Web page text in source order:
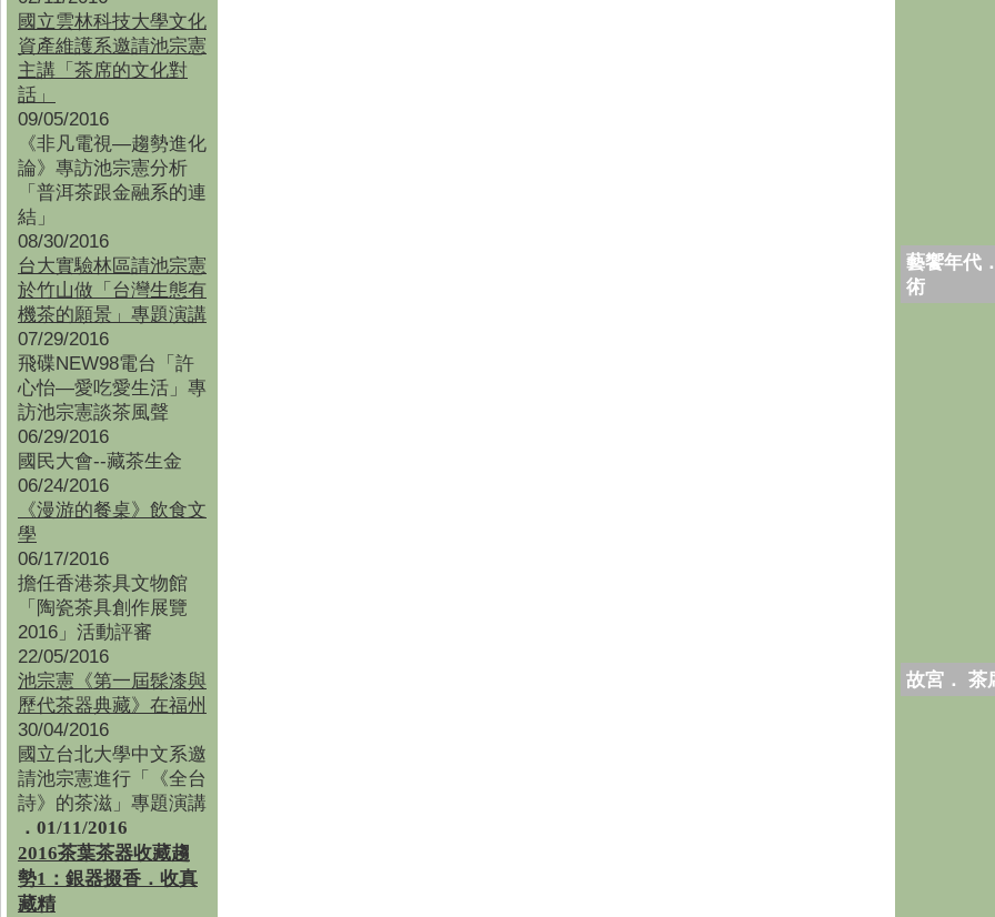
國立雲林科技大學文化
資產維護系邀請池宗憲
主講「茶席的文化對
話」
09/05/2016
《非凡電視—趨勢進化
論》專訪池宗憲分析
「普洱茶跟金融系的連
結」
08/30/2016
台大實驗林區請池宗憲
於竹山做「台灣生態有
機茶的願景」專題演講
07/29/2016
飛碟NEW98電台「許
心怡—愛吃愛生活」專
訪池宗憲談茶風聲
06/29/2016
國民大會--藏茶生金
06/24/2016
《漫游的餐桌》飲食文
學
06/17/2016
擔任香港茶具文物館
「陶瓷茶具創作展覽
2016」活動評審
22/05/2016
池宗憲《第一屆髹漆與
歷代茶器典藏》在福州
30/04/2016
國立台北大學中文系邀
請池宗憲進行「《全台
詩》的茶滋」專題演講
．01/11/2016
2016茶葉茶器收藏趨
勢1：銀器掇香．收真
藏精
藝饗年代
術
故宮． 茶